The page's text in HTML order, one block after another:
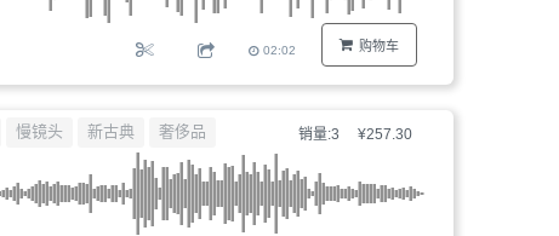
购物车
02:02
销量:3 ¥257.30
慢镜头 新古典 奢侈品